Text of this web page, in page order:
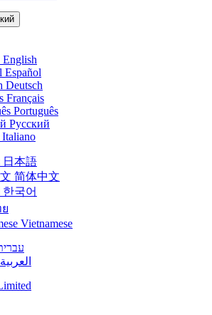
English
Español
Deutsch
Français
Português
Русский
Italiano
日本語
简体中文
한국어
Vietnamese
العربية